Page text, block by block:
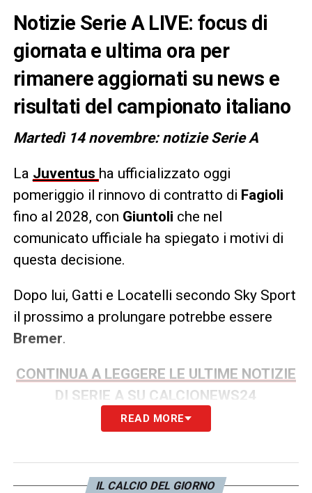
Notizie Serie A LIVE: focus di
giornata e ultima ora per
rimanere aggiornati su news e
risultati del campionato italiano
Martedì 14 novembre: notizie Serie A
La Juventus ha ufficializzato oggi
pomeriggio il rinnovo di contratto di Fagioli
fino al 2028, con Giuntoli che nel
comunicato ufficiale ha spiegato i motivi di
questa decisione.
Dopo lui, Gatti e Locatelli secondo Sky Sport
il prossimo a prolungare potrebbe essere
Bremer.
CONTINUA A LEGGERE LE ULTIME NOTIZIE
DI SERIE A SU CALCIONEWS24
READ MORE
IL CALCIO DEL GIORNO